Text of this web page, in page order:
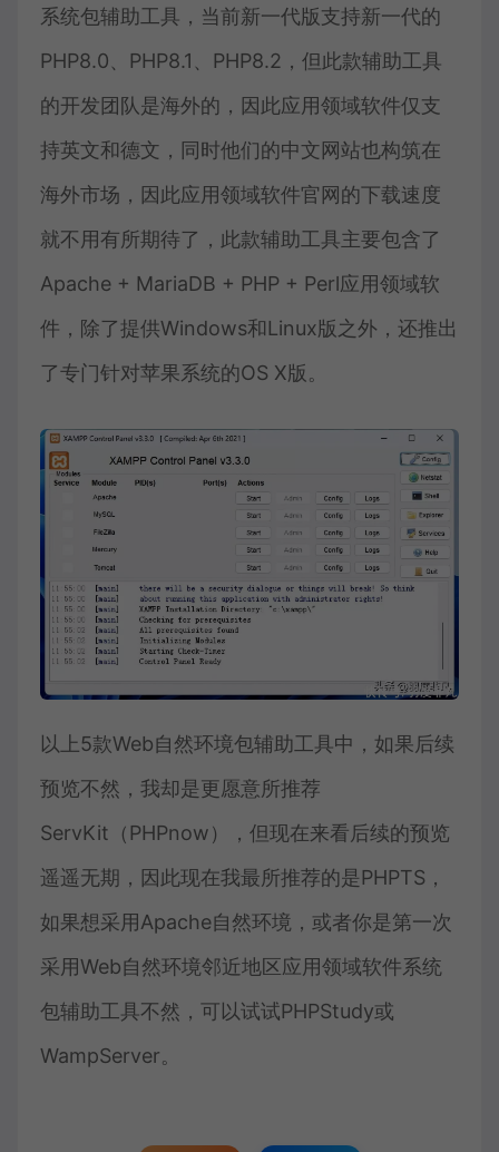
系统包辅助工具，当前新一代版支持新一代的
PHP8.0、PHP8.1、PHP8.2，但此款辅助工具
的开发团队是海外的，因此应用领域软件仅支
持英文和德文，同时他们的中文网站也构筑在
海外市场，因此应用领域软件官网的下载速度
就不用有所期待了，此款辅助工具主要包含了
Apache + MariaDB + PHP + Perl应用领域软
件，除了提供Windows和Linux版之外，还推出
了专门针对苹果系统的OS X版。
以上5款Web自然环境包辅助工具中，如果后续
预览不然，我却是更愿意所推荐
ServKit（PHPnow），但现在来看后续的预览
遥遥无期，因此现在我最所推荐的是PHPTS，
如果想采用Apache自然环境，或者你是第一次
采用Web自然环境邻近地区应用领域软件系统
包辅助工具不然，可以试试PHPStudy或
WampServer。